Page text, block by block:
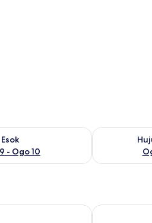
Esok
- Ogo 10
untuk esok Ogo 9 - Ogo 10
Semak
Hotel Kuching Merdeka